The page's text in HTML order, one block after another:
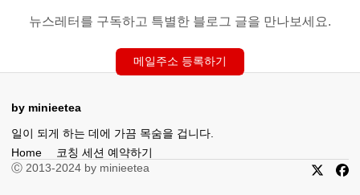
뉴스레터를 구독하고 특별한 블로그 글을 만나보세요.
메일주소 등록하기
by minieetea
일이 되게 하는 데에 가끔 목숨을 겁니다.
Home
코칭 세션 예약하기
Ⓒ 2013-2024 by minieetea
X